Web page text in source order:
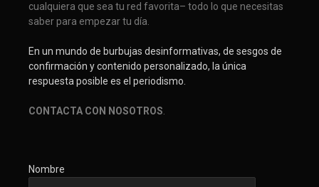
cualquiera que sea tu red favorita– todo lo que necesitas
saber para empezar tu día.
En un mundo de burbujas desinformativas, de sesgos de
confirmación y contenido personalizado, la única
respuesta posible es el periodismo.
CONTACTA CON NOSOTROS
Nombre